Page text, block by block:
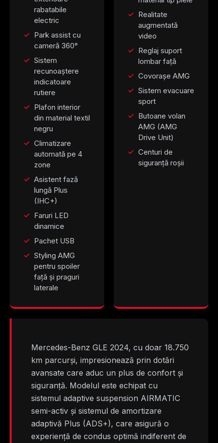
rabatabile
electric
Park assist cu
cameră 360°
Sistem
recunoaștere
indicatoare
rutiere
Plafon interior
din material textil
negru
Climatizare
automată pe 4
zone
Asistent fază
lungă Plus
(IHC+)
Faruri LED
dinamice
Pachet USB
Styling AMG
pentru spoiler
față și praguri
laterale
Realitate
augmentată
video
Reglaj suport
lombar față
Covorașe AMG
Sistem evacuare
sport
Butoane volan
AMG (AMG
Drive Unit)
Centuri de
siguranță roșii
Mercedes-Benz GLE 2024, cu doar 18.750
km parcurși, impresionează prin dotări
avansate care aduc un plus de confort și
siguranță. Modelul este echipat cu
sistemul adaptive suspension AIRMATIC
semi-activ și sistemul de amortizare
adaptivă Plus (ADS+), care asigură o
experiență de condus optimă indiferent de